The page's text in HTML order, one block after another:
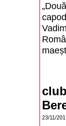
23/11/